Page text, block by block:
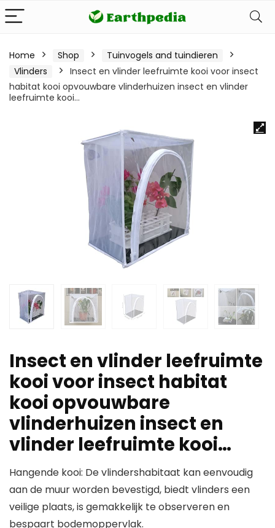
Home Shop
Tuinvogels and tuindieren
Vlinders
Insect en vlinder leefruimte kooi voor insect
habitat kooi opvouwbare vlinderhuizen insect en vlinder
leefruimte kooi…
Insect en vlinder leefruimte
kooi voor insect habitat
kooi opvouwbare
vlinderhuizen insect en
vlinder leefruimte kooi…
Hangende kooi: De vlindershabitaat kan eenvoudig
aan de muur worden bevestigd, biedt vlinders een
veilige plaats, is gemakkelijk te observeren en
bespaart bodemoppervlak.